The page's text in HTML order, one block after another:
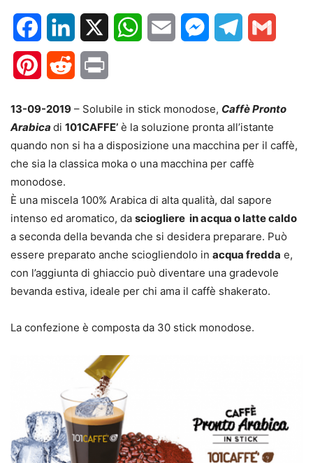
FacebookLinkedIn WhatsApp
Email MessengerTelegram
PinterestReddit
13-09-2019 – Solubile in stick monodose, Caffè Pronto
Arabica di 101CAFFE’ è la soluzione pronta all’istante
quando non si ha a disposizione una macchina per il caffè,
che sia la classica moka o una macchina per caffè
monodose.
È una miscela 100% Arabica di alta qualità, dal sapore
intenso ed aromatico, da sciogliere in acqua o latte caldo
a seconda della bevanda che si desidera preparare. Può
essere preparato anche sciogliendolo in acqua fredda e,
con l’aggiunta di ghiaccio può diventare una gradevole
bevanda estiva, ideale per chi ama il caffè shakerato.
La confezione è composta da 30 stick monodose.